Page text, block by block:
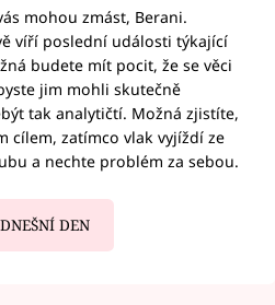
mohou zmást, Berani.
víří poslední události týkající
budete mít pocit, že se věci
jim mohli skutečně
tak analytičtí. Možná zjistíte,
cílem, zatímco vlak vyjíždí ze
a nechte problém za sebou.
DEN